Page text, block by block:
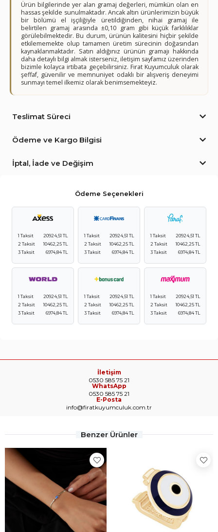
Ürün bilgilerinde yer alan gramaj değerleri, mümkün olan en
hassas şekilde sunulmaktadır. Ancak altın ürünlerimizin büyük
bir bölümü el işçiliğiyle üretildiğinden, nihai gramaj ile
belirtilen gramaj arasında ±0,10 gram gibi küçük farklılıklar
görülebilmektedir. Bu durum, ürünün kalitesini hiçbir şekilde
etkilememekte olup tamamen üretim sürecinin doğasından
kaynaklanmaktadır. Satın aldığınız ürünün gramajı hakkında
daha detaylı bilgi almak isterseniz, iletişim sayfamız üzerinden
bizimle kolayca irtibata geçebilirsiniz. Fırat Kuyumculuk olarak
şeffaf, güvenilir ve memnuniyet odaklı bir alışveriş deneyimi
sunmayı temel ilkemiz olarak benimsemekteyiz.
Teslimat Süreci
Ödeme ve Kargo Bilgisi
İptal, İade ve Değişim
Ödeme Seçenekleri
1 Taksit
20924,51 TL
2 Taksit
10462,25 TL
3 Taksit
6974,84 TL
1 Taksit
20924,51 TL
2 Taksit
10462,25 TL
3 Taksit
6974,84 TL
1 Taksit
20924,51 TL
2 Taksit
10462,25 TL
3 Taksit
6974,84 TL
1 Taksit
20924,51 TL
2 Taksit
10462,25 TL
3 Taksit
6974,84 TL
1 Taksit
20924,51 TL
2 Taksit
10462,25 TL
3 Taksit
6974,84 TL
1 Taksit
20924,51 TL
2 Taksit
10462,25 TL
3 Taksit
6974,84 TL
İletişim
0530 585 75 21
WhatsApp
0530 585 75 21
E-Posta
info@firatkuyumculuk.com.tr
Benzer Ürünler